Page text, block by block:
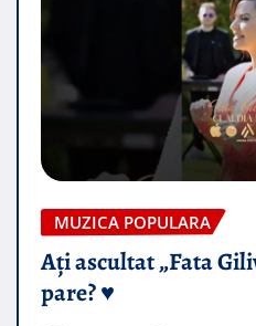
MUZICA POPULARA
Ați ascultat „Fata
pare? ♥️